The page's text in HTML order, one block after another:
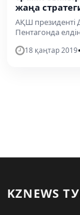
жаңа
АҚШ президенті
Пентагонда
18 қаңтар 2019•
KZNEWS